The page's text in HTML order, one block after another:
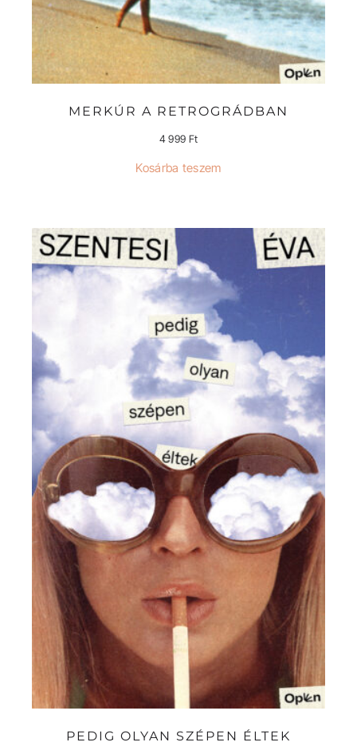
MERKÚR A RETROGRÁDBAN
4 999 Ft
Kosárba teszem
PEDIG OLYAN SZÉPEN ÉLTEK